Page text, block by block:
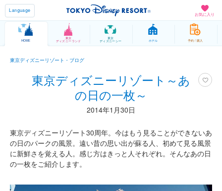
お気に入り
Language
HOME
東京
ディズニーランド
東京
ディズニーシー ホテル 予約 / 購入
東京ディズニーリゾート・ブログ
東京ディズニーリゾート～あ
の日の一枚～
2014年1月30日
東京ディズニーリゾート30周年。今はもう見ることができないあ
の日のパークの風景。遠い昔の思い出が蘇る人、初めて見る風景
に新鮮さを覚える人。感じ方はきっと人それぞれ。そんなあの日
の一枚をご紹介します。